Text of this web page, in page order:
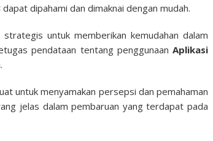
dapat dipahami dan dimaknai dengan mudah.
untuk memberikan kemudahan dalam
pendataan tentang penggunaan Aplikasi
untuk menyamakan persepsi dan pemahaman
jelas dalam pembaruan yang terdapat pada